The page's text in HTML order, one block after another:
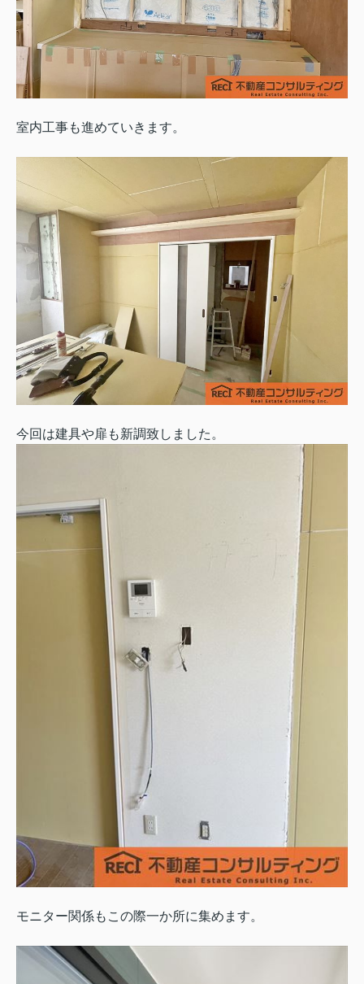
室内工事も進めていきます。
今回は建具や扉も新調致しました。
モニター関係もこの際一か所に集めます。